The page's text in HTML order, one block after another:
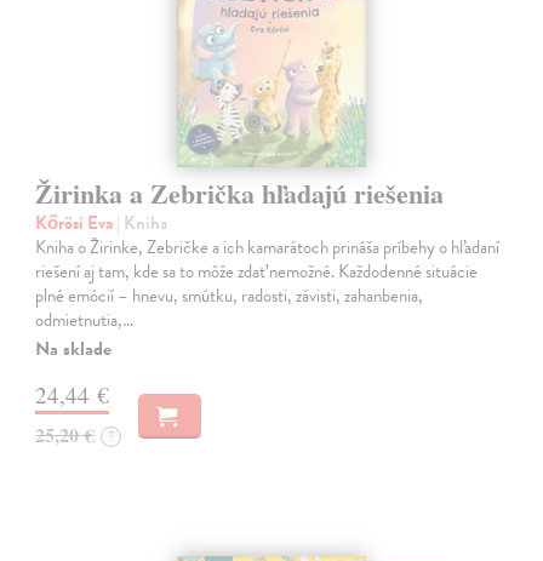
Žirinka a Zebrička hľadajú riešenia
Kőrösi Eva| Kniha
Kniha o Žirinke, Zebričke a ich kamarátoch prináša príbehy o hľadaní
riešení aj tam, kde sa to môže zdať nemožné. Každodenné situácie
plné emócií – hnevu, smútku, radosti, závisti, zahanbenia,
odmietnutia,…
Na sklade
24,44 €
25,20 € ?